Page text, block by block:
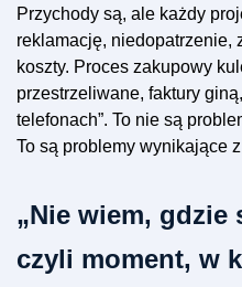
Przychody są, ale każdy
reklamację, niedopatrzenie,
koszty. Proces zakupowy
przestrzeliwane, faktury
telefonach”. To nie są
To są problemy wynikające z
„Nie wiem, gdzie
czyli moment, w